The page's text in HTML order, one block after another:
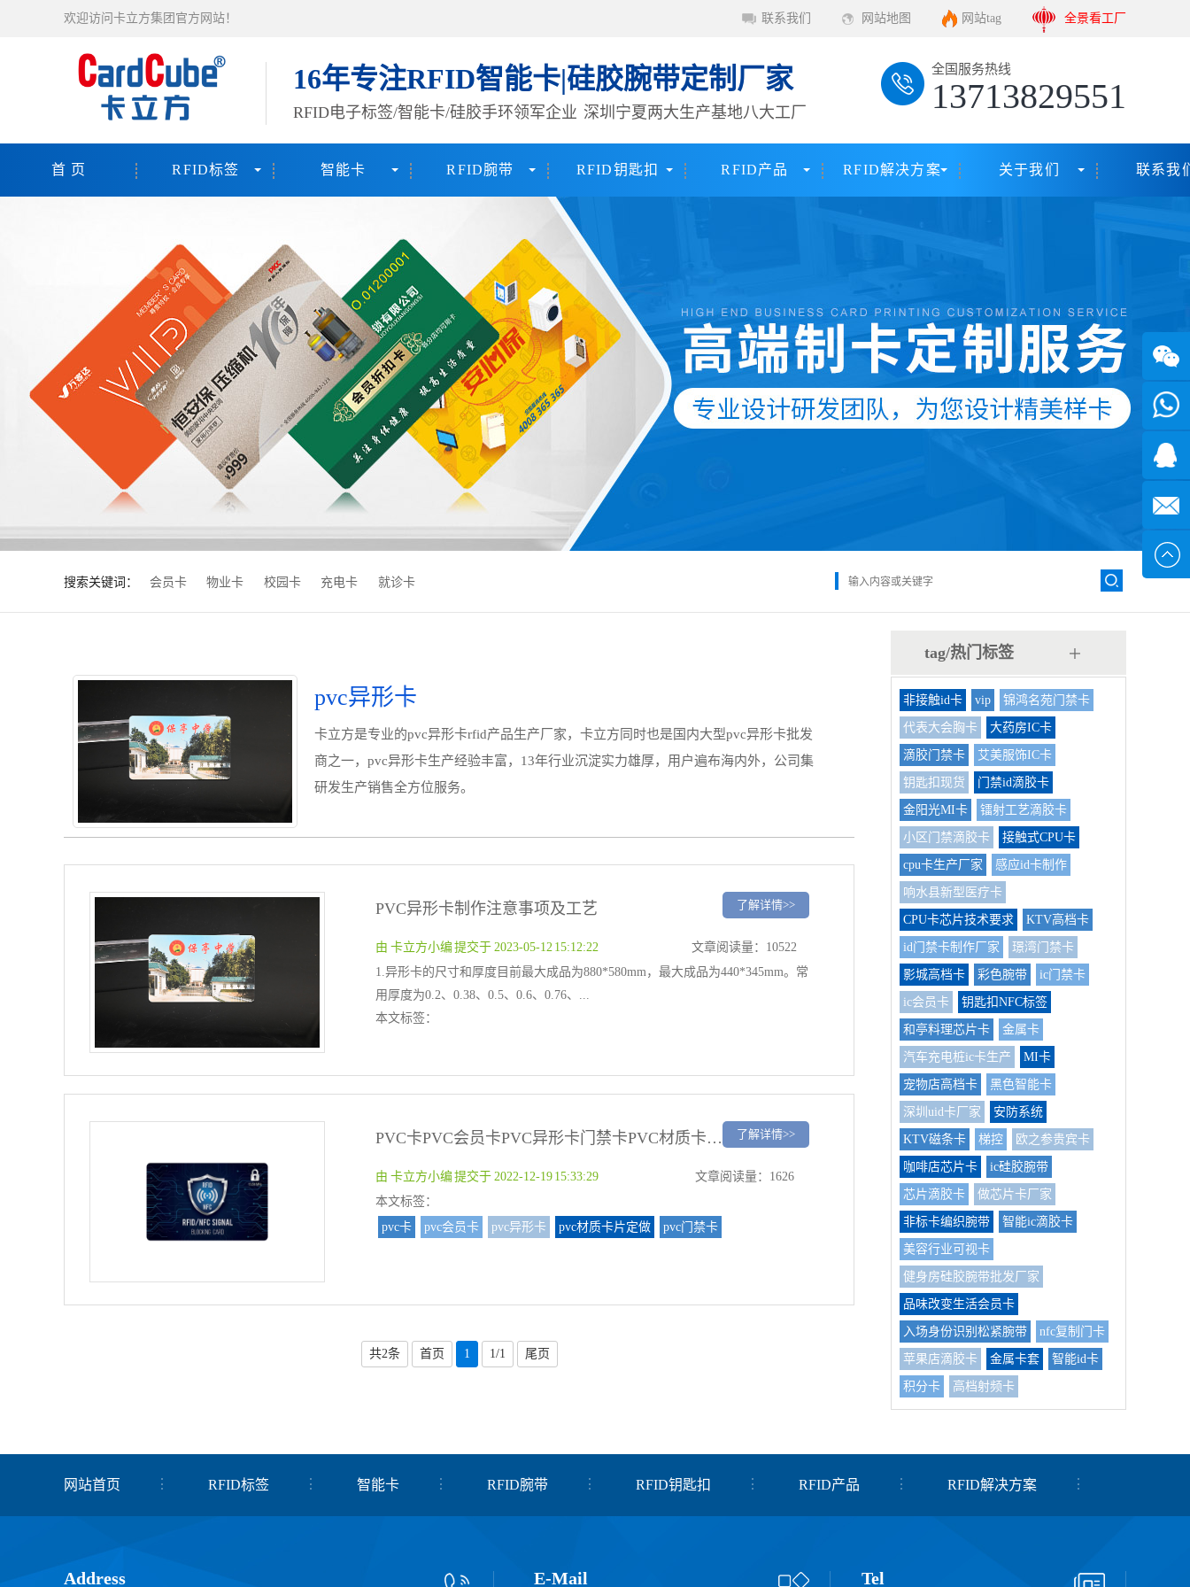
欢迎访问卡立方集团官方网站！ 联系我们 网站地图 网站tag 全景看工厂
16年专注RFID智能卡|硅胶腕带定制厂家
RFID电子标签/智能卡/硅胶手环领军企业 深圳宁夏两大生产基地八大工厂
全国服务热线
13713829551
首 页 RFID标签 智能卡 RFID腕带 RFID钥匙扣 RFID产品 RFID解决方案 关于我们 联系我
搜索关键词： 会员卡 物业卡 校园卡 充电卡 就诊卡
pvc异形卡
卡立方是专业的pvc异形卡rfid产品生产厂家，卡立方同时也是国内大型pvc异形卡批发
商之一，pvc异形卡生产经验丰富，13年行业沉淀实力雄厚，用户遍布海内外，公司集
研发生产销售全方位服务。
PVC异形卡制作注意事项及工艺 了解详情>>
由 卡立方小编 提交于 2023-05-12 15:12:22
文章阅读量：10522
1.异形卡的尺寸和厚度目前最大成品为880*580mm，最大成品为440*345mm。常
用厚度为0.2、0.38、0.5、0.6、0.76、...
本文标签：
PVC卡PVC会员卡PVC异形卡门禁卡PVC材质卡片定做厂家 了解详情>>
由 卡立方小编 提交于 2022-12-19 15:33:29
文章阅读量：1626
本文标签：
pvc卡
pvc会员卡 pvc异形卡 pvc材质卡片定做 pvc门禁卡
共2条 首页 1 1/1 尾页
tag/热门标签
非接触id卡 vip 锦鸿名苑门禁卡
代表大会胸卡 大药房IC卡
滴胶门禁卡 艾美服饰IC卡
钥匙扣现货 门禁id滴胶卡
金阳光MI卡 镭射工艺滴胶卡
小区门禁滴胶卡 接触式CPU卡
cpu卡生产厂家 感应id卡制作
响水县新型医疗卡
CPU卡芯片技术要求 KTV高档卡
id门禁卡制作厂家 璟湾门禁卡
影城高档卡 彩色腕带 ic门禁卡
ic会员卡 钥匙扣NFC标签
和亭料理芯片卡 金属卡
汽车充电桩ic卡生产 MI卡
宠物店高档卡 黑色智能卡
深圳uid卡厂家 安防系统
KTV磁条卡 梯控 欧之参贵宾卡
咖啡店芯片卡 ic硅胶腕带
芯片滴胶卡 做芯片卡厂家
非标卡编织腕带 智能ic滴胶卡
美容行业可视卡
健身房硅胶腕带批发厂家
品味改变生活会员卡
入场身份识别松紧腕带 nfc复制门卡
苹果店滴胶卡 金属卡套 智能id卡
积分卡 高档射频卡
网站首页 RFID标签 智能卡 RFID腕带 RFID钥匙扣 RFID产品 RFID解决方案
关于我们
Address E-Mail Tel
微信
7*24小
时